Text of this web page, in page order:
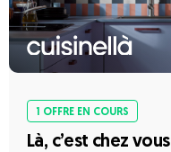
1 OFFRE EN COURS
Là, c’est chez vous